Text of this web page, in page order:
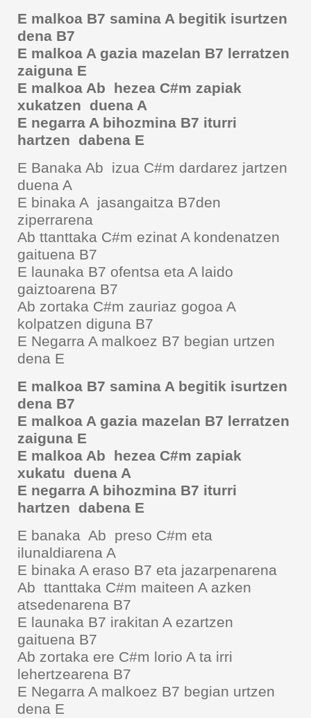
E malkoa B7 samina A begitik isurtzen
dena B7
E malkoa A gazia mazelan B7 lerratzen
zaiguna E
E malkoa Ab hezea C#m zapiak
xukatzen duena A
E negarra A bihozmina B7 iturri
hartzen dabena E
E Banaka Ab izua C#m dardarez jartzen
duena A
E binaka A jasangaitza B7den
ziperrarena
Ab ttanttaka C#m ezinat A kondenatzen
gaituena B7
E launaka B7 ofentsa eta A laido
gaiztoarena B7
Ab zortaka C#m zauriaz gogoa A
kolpatzen diguna B7
E Negarra A malkoez B7 begian urtzen
dena E
E malkoa B7 samina A begitik isurtzen
dena B7
E malkoa A gazia mazelan B7 lerratzen
zaiguna E
E malkoa Ab hezea C#m zapiak
xukatu duena A
E negarra A bihozmina B7 iturri
hartzen dabena E
E banaka Ab preso C#m eta
ilunaldiarena A
E binaka A eraso B7 eta jazarpenarena
Ab ttanttaka C#m maiteen A azken
atsedenarena B7
E launaka B7 irakitan A ezartzen
gaituena B7
Ab zortaka ere C#m lorio A ta irri
lehertzearena B7
E Negarra A malkoez B7 begian urtzen
dena E